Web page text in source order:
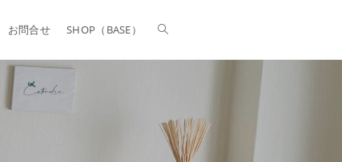
お問合せ SHOP（BASE）